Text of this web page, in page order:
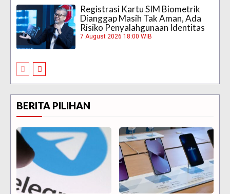
Registrasi Kartu SIM Biometrik
Dianggap Masih Tak Aman, Ada
Risiko Penyalahgunaan Identitas
7 August 2026 18:00 WIB
BERITA PILIHAN